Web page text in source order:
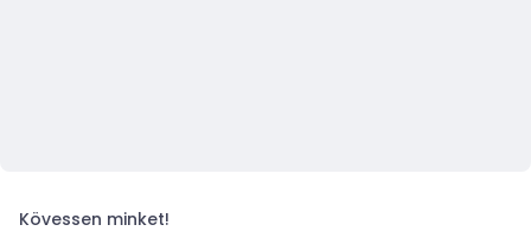
Kövessen minket!